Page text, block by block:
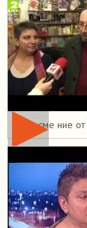
Това сме ние